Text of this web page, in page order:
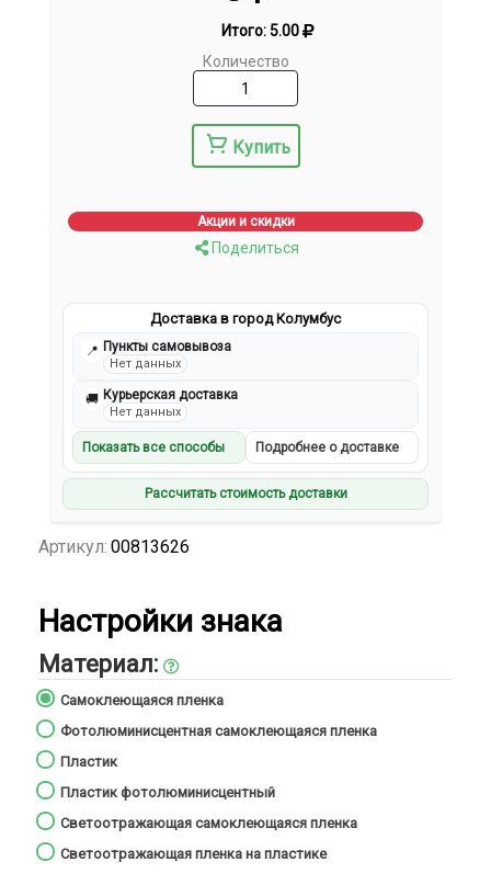
Итого:5.00
Количество
Купить
Акции и скидки
Поделиться
Доставка в город Колумбус
📍 Пункты самовывоза
Нет данных
🚚 Курьерская доставка
Нет данных
Показать все способы Подробнее о доставке
Рассчитать стоимость доставки
Артикул: 00813626
Настройки знака
Материал:
Самоклеющаяся плeнка
Фотолюминисцентная самоклеющаяся плeнка
Пластик
Пластик фотолюминисцентный
Светоотражающая самоклеющаяся плeнка
Светоотражающая плeнка на пластике